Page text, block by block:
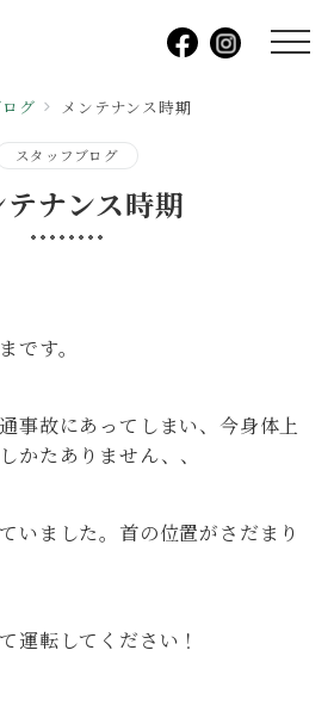
グ メンテナンス時期
スタッフブログ
テナンス時期
です。
事故にあってしまい、今身体上
かたありません、、
いました。首の位置がさだまり
運転してください！